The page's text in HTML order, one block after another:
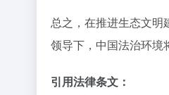
总之，在推进生态文明
领导下，中国法治环境
引用法律条文：